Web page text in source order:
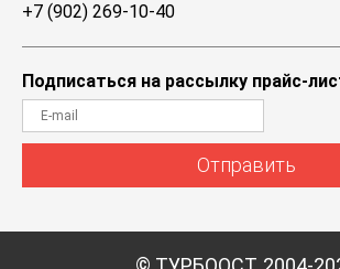
+7 (902) 269-10-40
Подписаться на рассылку прайс-
Отправить